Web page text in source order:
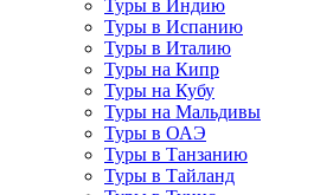
Туры в Индию
Туры в Испанию
Туры в Италию
Туры на Кипр
Туры на Кубу
Туры на Мальдивы
Туры в ОАЭ
Туры в Танзанию
Туры в Тайланд